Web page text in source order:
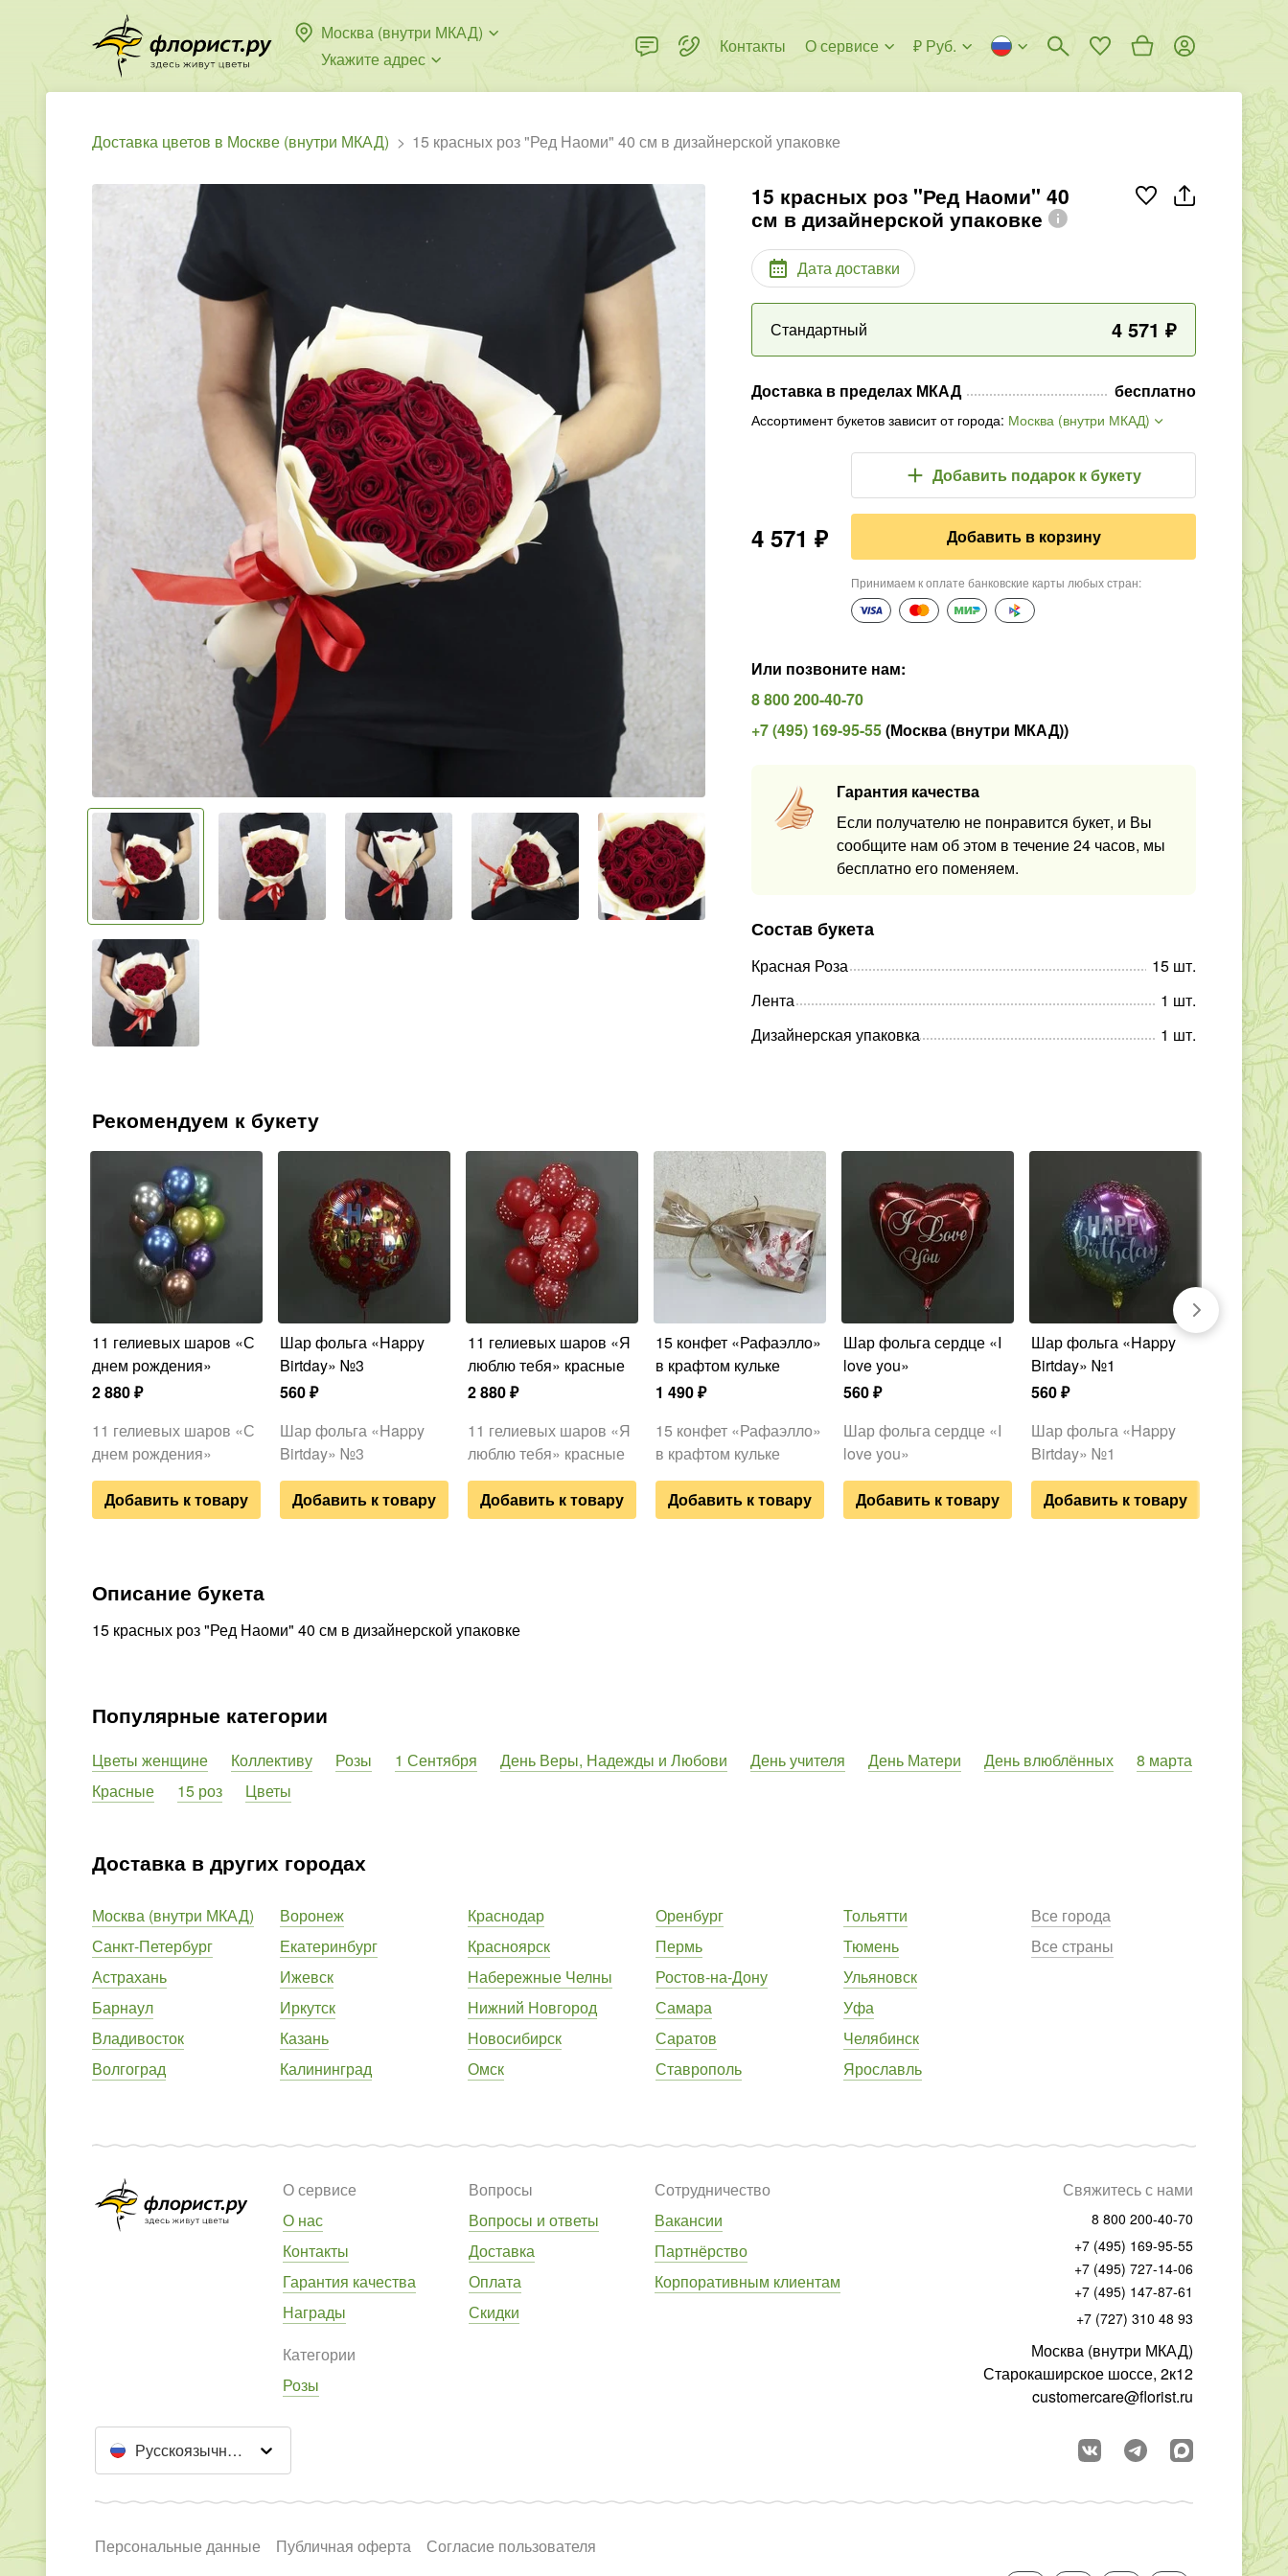
Москва (внутри МКАД)
Укажите адрес
Контакты О сервисе ₽ Руб.
Доставка цветов в Москве (внутри МКАД) 15 красных роз "Ред Наоми" 40 см в дизайнерской упаковке
15 красных роз "Ред Наоми" 40
см в дизайнерской упаковке
Дата доставки
Стандартный 4 571 ₽
Доставка в пределах МКАД бесплатно
Ассортимент букетов зависит от города: Москва (внутри МКАД)
4 571 ₽
Добавить подарок к букету
Добавить в корзину
Принимаем к оплате банковские карты любых стран:
Или позвоните нам:
8 800 200-40-70
+7 (495) 169-95-55(Москва (внутри МКАД))
Гарантия качества
Если получателю не понравится букет, и Вы
сообщите нам об этом в течение 24 часов, мы
бесплатно его поменяем.
Состав букета
Красная Роза 15 шт.
Лента
1 шт.
Дизайнерская упаковка
1 шт.
Рекомендуем к букету
11 гелиевых шаров «С
днем рождения»
2 880₽
11 гелиевых шаров «С
днем рождения»
Добавить к товару
Шар фольга «Happy
Birtday» №3
560₽
Шар фольга «Happy
Birtday» №3
Добавить к товару
11 гелиевых шаров «Я
люблю тебя» красные
2 880₽
11 гелиевых шаров «Я
люблю тебя» красные
Добавить к товару
15 конфет «Рафаэлло»
в крафтом кульке
1 490₽
15 конфет «Рафаэлло»
в крафтом кульке
Добавить к товару
Шар фольга сердце «I
love you»
560₽
Шар фольга сердце «I
love you»
Добавить к товару
Шар фольга «Happy
Birtday» №1
560₽
Шар фольга «Happy
Birtday» №1
Добавить к товару
2 880₽
11
микс
Описание букета
15 красных роз "Ред Наоми" 40 см в дизайнерской упаковке
Популярные категории
Цветы женщине Коллективу Розы 1 Сентября День Веры, Надежды и Любови День учителя День Матери День влюблённых
8 марта
Красные
15 роз Цветы
Доставка в других городах
Москва (внутри МКАД)
Санкт-Петербург
Астрахань
Барнаул
Владивосток
Волгоград
Воронеж
Екатеринбург
Ижевск
Иркутск
Казань
Калининград
Краснодар
Красноярск
Набережные Челны
Нижний Новгород
Новосибирск
Омск
Оренбург
Пермь
Ростов-на-Дону
Самара
Саратов
Ставрополь
Тольятти
Тюмень
Ульяновск
Уфа
Челябинск
Ярославль
Все города
Все страны
О сервисе
О нас
Контакты
Гарантия качества
Награды
Вопросы
Вопросы и ответы
Доставка
Оплата
Скидки
Сотрудничество
Вакансии
Партнёрство
Корпоративным клиентам
Категории
Розы
Свяжитесь с нами
8 800 200-40-70
+7 (495) 169-95-55
+7 (495) 727-14-06
+7 (495) 147-87-61
+7 (727) 310 48 93
Москва (внутри МКАД)
Старокаширское шоссе, 2к12
customercare@florist.ru
Русскоязычный сайт
Персональные данные Публичная оферта Согласие пользователя